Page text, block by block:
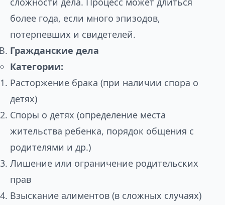
более года, если много эпизодов,
потерпевших и свидетелей.
Гражданские дела
Категории:
Расторжение брака (при наличии спора о
детях)
Споры о детях (определение места
жительства ребенка, порядок общения с
родителями и др.)
Лишение или ограничение родительских
прав
Взыскание алиментов (в сложных случаях)